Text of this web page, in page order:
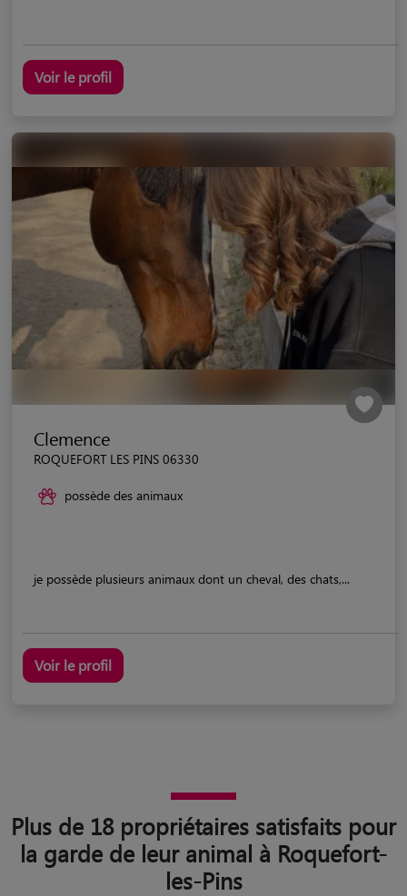
Voir le profil
Clemence
ROQUEFORT LES PINS 06330
possède des animaux
je possède plusieurs animaux dont un cheval, des chats,...
Voir le profil
Plus de 18 propriétaires satisfaits pour
la garde de leur animal à Roquefort-
les-Pins